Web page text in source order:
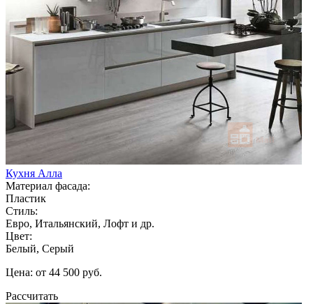
Кухня Алла
Материал фасада:
Пластик
Стиль:
Евро, Итальянский, Лофт и др.
Цвет:
Белый, Серый
Цена: от 44 500 руб.
Рассчитать